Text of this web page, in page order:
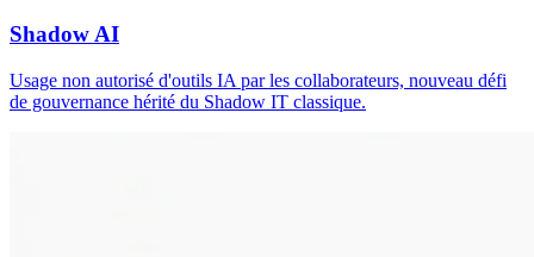
Shadow AI
Usage non autorisé d'outils IA par les collaborateurs, nouveau défi
de gouvernance hérité du Shadow IT classique.